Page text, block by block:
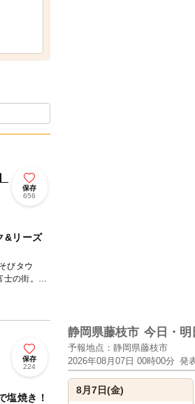
保存
656
&リーズ
びタウ
士の街。あ
保存
224
塩焼き！
静岡県藤枝市 今日・明
予報地点：静岡県藤枝市
2026年08月07日 00時00分 発
8月7日(金)